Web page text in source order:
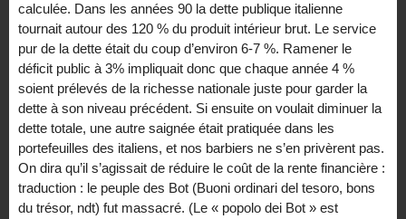
calculée. Dans les années 90 la dette publique italienne
tournait autour des 120 % du produit intérieur brut. Le service
pur de la dette était du coup d’environ 6-7 %. Ramener le
déficit public à 3% impliquait donc que chaque année 4 %
soient prélevés de la richesse nationale juste pour garder la
dette à son niveau précédent. Si ensuite on voulait diminuer la
dette totale, une autre saignée était pratiquée dans les
portefeuilles des italiens, et nos barbiers ne s’en privèrent pas.
On dira qu’il s’agissait de réduire le coût de la rente financière :
traduction : le peuple des Bot (Buoni ordinari del tesoro, bons
du trésor, ndt) fut massacré. (Le « popolo dei Bot » est